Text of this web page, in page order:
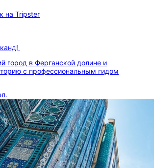
город в Ферганской долине и
с профессиональным гидом